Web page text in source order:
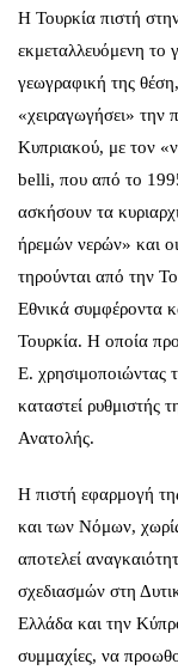
Η Τουρκία πιστή
εκμεταλλευόμενη το
γεωγραφική της
«χειραγωγήσει» την
Κυπριακού, με τον
belli, που από το 1995
ασκήσουν τα
ήρεμών νερών» και
τηρούνται από την
Εθνικά συμφέροντα
Τουρκία. Η οποία
Ε. χρησιμοποιώντας
καταστεί ρυθμιστής
Ανατολής.
Η πιστή εφαρμογή
και των Νόμων, χωρίς
αποτελεί
σχεδιασμών στη
Ελλάδα και την
συμμαχίες, να